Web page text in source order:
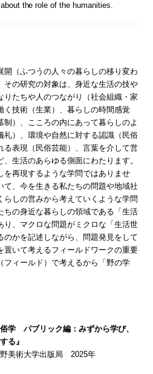
the role of the humanities.
開（ふつうの人々の暮らしの移り変わ
その研究の対象は、身近な生活の技や
りたちや人のつながり（社会組織・家
技術（生業）、暮らしの時間感覚
制）、こころの内にあって暮らしのよ
礼）、環境や自然に対する認識（民俗
る表現（民俗芸能）、言葉を介して営
生活のあらゆる側面にわたります。
を再現するような学問ではありませ
て、今を生きる私たちの問題や地域社
らしの営みから考えていくような学問
ちの身近な暮らしの領域である「生活
り、マクロな問題がミクロな「生活世
のかを記述しながら、問題発見をして
置いて考えるフィールドワークの重要
フィールド）で考えるから「野の学
俗学 パブリック編：みずから学び、
る』
美術大学出版局 2025年